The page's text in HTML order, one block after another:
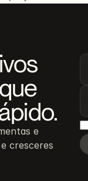
cresceres